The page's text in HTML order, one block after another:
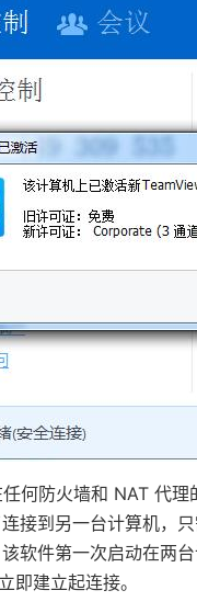
何防火墙和 NAT 代
接到另一台计算机，
软件第一次启动在两
即建立起连接。